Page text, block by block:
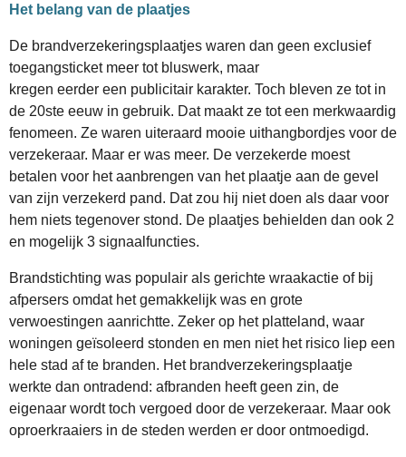
Het belang van de plaatjes
De brandverzekeringsplaatjes waren dan geen exclusief
toegangsticket meer tot bluswerk, maar
kregen eerder een publicitair karakter. Toch bleven ze tot in
de 20ste eeuw in gebruik. Dat maakt ze tot een merkwaardig
fenomeen. Ze waren uiteraard mooie uithangbordjes voor de
verzekeraar. Maar er was meer. De verzekerde moest
betalen voor het aanbrengen van het plaatje aan de gevel
van zijn verzekerd pand. Dat zou hij niet doen als daar voor
hem niets tegenover stond. De plaatjes behielden dan ook 2
en mogelijk 3 signaalfuncties.
Brandstichting was populair als gerichte wraakactie of bij
afpersers omdat het gemakkelijk was en grote
verwoestingen aanrichtte. Zeker op het platteland, waar
woningen geïsoleerd stonden en men niet het risico liep een
hele stad af te branden. Het brandverzekeringsplaatje
werkte dan ontradend: afbranden heeft geen zin, de
eigenaar wordt toch vergoed door de verzekeraar. Maar ook
oproerkraaiers in de steden werden er door ontmoedigd.